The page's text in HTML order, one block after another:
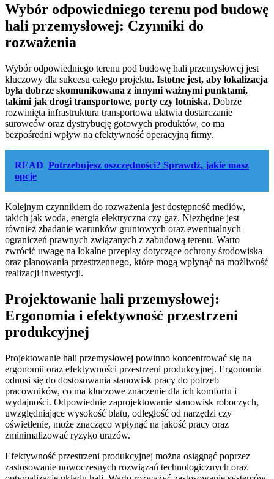
Wybór odpowiedniego terenu pod budowę
hali przemysłowej: Czynniki do
rozważenia
Wybór odpowiedniego terenu pod budowę hali przemysłowej jest
kluczowy dla sukcesu całego projektu. Istotne jest, aby lokalizacja
była dobrze skomunikowana z innymi ważnymi punktami,
takimi jak drogi transportowe, porty czy lotniska. Dobrze
rozwinięta infrastruktura transportowa ułatwia dostarczanie
surowców oraz dystrybucję gotowych produktów, co ma
bezpośredni wpływ na efektywność operacyjną firmy.
READ Potrzebujesz oszczędności? Sprawdź, jakie masz
opcje
Kolejnym czynnikiem do rozważenia jest dostępność mediów,
takich jak woda, energia elektryczna czy gaz. Niezbędne jest
również zbadanie warunków gruntowych oraz ewentualnych
ograniczeń prawnych związanych z zabudową terenu. Warto
zwrócić uwagę na lokalne przepisy dotyczące ochrony środowiska
oraz planowania przestrzennego, które mogą wpłynąć na możliwość
realizacji inwestycji.
Projektowanie hali przemysłowej:
Ergonomia i efektywność przestrzeni
produkcyjnej
Projektowanie hali przemysłowej powinno koncentrować się na
ergonomii oraz efektywności przestrzeni produkcyjnej. Ergonomia
odnosi się do dostosowania stanowisk pracy do potrzeb
pracowników, co ma kluczowe znaczenie dla ich komfortu i
wydajności. Odpowiednie zaprojektowanie stanowisk roboczych,
uwzględniające wysokość blatu, odległość od narzędzi czy
oświetlenie, może znacząco wpłynąć na jakość pracy oraz
zminimalizować ryzyko urazów.
Efektywność przestrzeni produkcyjnej można osiągnąć poprzez
zastosowanie nowoczesnych rozwiązań technologicznych oraz